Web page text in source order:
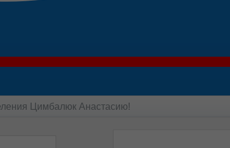
Цимбалюк Анастасию!